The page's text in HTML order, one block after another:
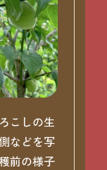
こしの生
などを写
前の様子